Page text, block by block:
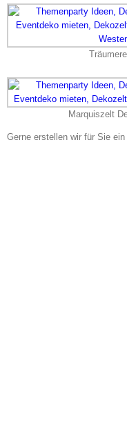
Marquiszelt
Gerne erstellen wir für Sie ein